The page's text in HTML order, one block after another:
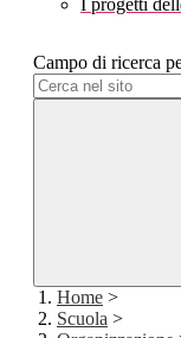
I progetti
Campo di ricerca
Home >
Scuola >